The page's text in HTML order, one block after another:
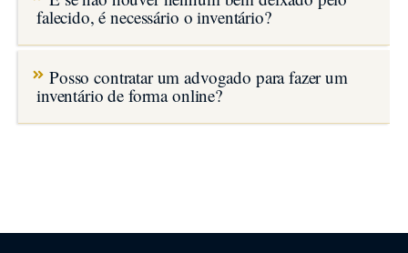
falecido, é necessário o inventário?
Posso contratar um advogado para fazer um
inventário de forma online?